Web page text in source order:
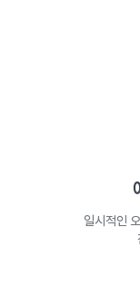
일시적인